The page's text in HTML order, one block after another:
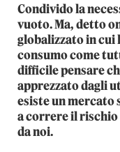
Condivido la
vuoto. Ma, detto
globalizzato in cui
consumo come
difficile pensare
apprezzato dagli
esiste un mercato
a correre il rischio
da noi.